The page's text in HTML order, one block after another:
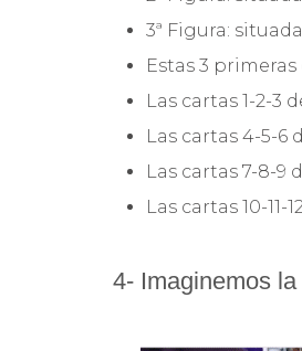
3ª Figura:
Estas 3
Las cartas 1-2-3
Las cartas 4-5-
Las cartas 7-8-9
Las cartas 10-
4- Imaginemos